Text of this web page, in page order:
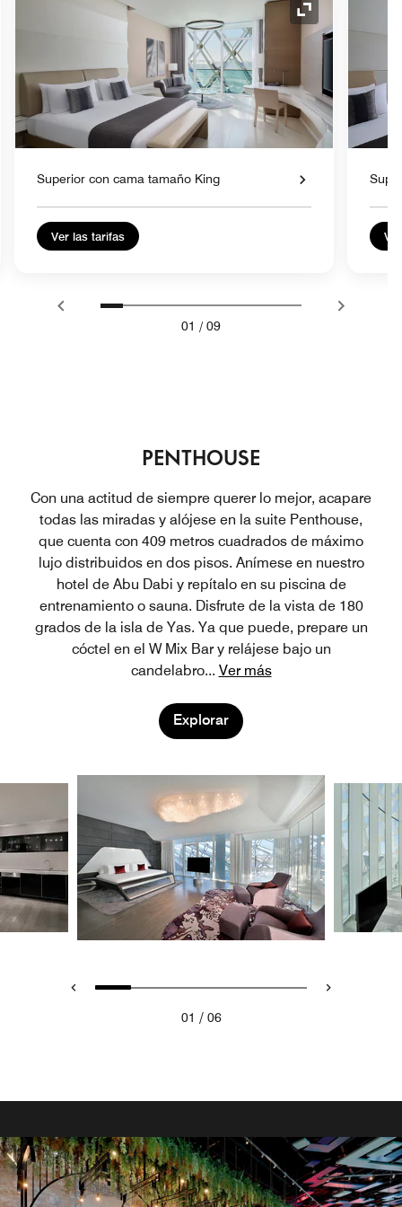
Icono de
Superior con cama tamaño King
Ver las tarifas
01 / 09
PENTHOUSE
Con una actitud de siempre querer lo mejor, acapare
todas las miradas y alójese en la suite Penthouse,
que cuenta con 409 metros cuadrados de máximo
lujo distribuidos en dos pisos. Anímese en nuestro
hotel de Abu Dabi y repítalo en su piscina de
entrenamiento o sauna. Disfrute de la vista de 180
grados de la isla de Yas. Ya que puede, prepare un
cóctel en el W Mix Bar y relájese bajo un
candelabro... Ver más
Explorar
01 / 06
RUSH BAR